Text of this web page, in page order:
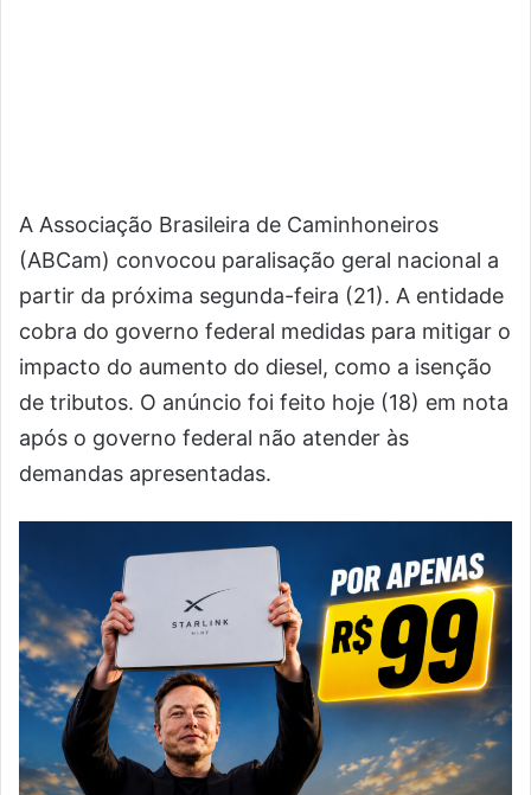
A Associação Brasileira de Caminhoneiros
(ABCam) convocou paralisação geral nacional a
partir da próxima segunda-feira (21). A entidade
cobra do governo federal medidas para mitigar o
impacto do aumento do diesel, como a isenção
de tributos. O anúncio foi feito hoje (18) em nota
após o governo federal não atender às
demandas apresentadas.